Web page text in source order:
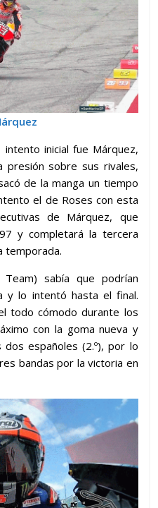
inicial fue Márquez,
presión sobre sus rivales,
de la manga un tiempo
el de Roses con esta
de Márquez, que
y completará la tercera
temporada.
Team) sabía que podrían
y lo intentó hasta el final.
todo cómodo durante los
con la goma nueva y
españoles (2.º), por lo
bandas por la victoria en